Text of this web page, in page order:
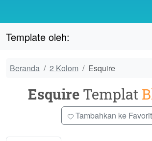
Template oleh:
Beranda 2 Kolom Esquire
EsquireTemplat
Tambahkan ke Favorit